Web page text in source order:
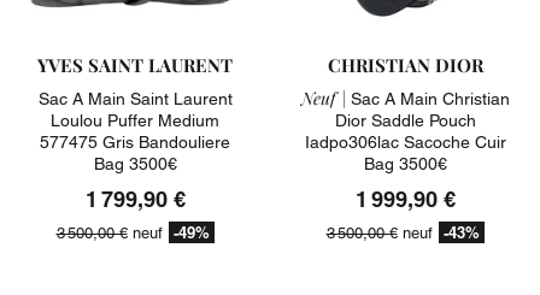
YVES SAINT LAURENT
Sac A Main Saint Laurent
Loulou Puffer Medium
577475 Gris Bandouliere
Bag 3500€
1 799,90 €
3 500,00 €neuf -49%
CHRISTIAN DIOR
Neuf | Sac A Main Christian
Dior Saddle Pouch
Iadpo306lac Sacoche Cuir
Bag 3500€
1 999,90 €
3 500,00 €neuf -43%